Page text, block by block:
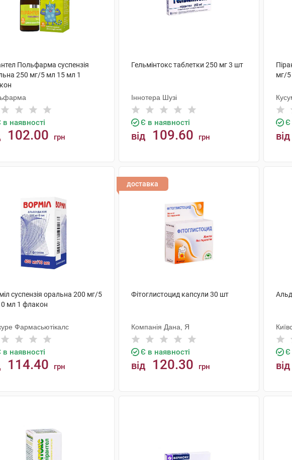
Польфарма суспензія
250 мг/5 мл 15 мл 1
в наявності
102.00 грн
Гельмінтокс таблетки 250 мг 3 шт
Іннотера Шузі
Є в наявності
від 109.60 грн
мг/
Є
від
суспензія оральна 200 мг/5
мл 1 флакон
Фармасьютікалс
в наявності
114.40 грн
доставка
Фітоглистоцид капсули 30 шт
Компанія Дана, Я
Є в наявності
від 120.30 грн
Є
від